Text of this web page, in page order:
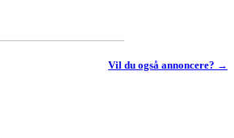
Vil du også annoncere? →